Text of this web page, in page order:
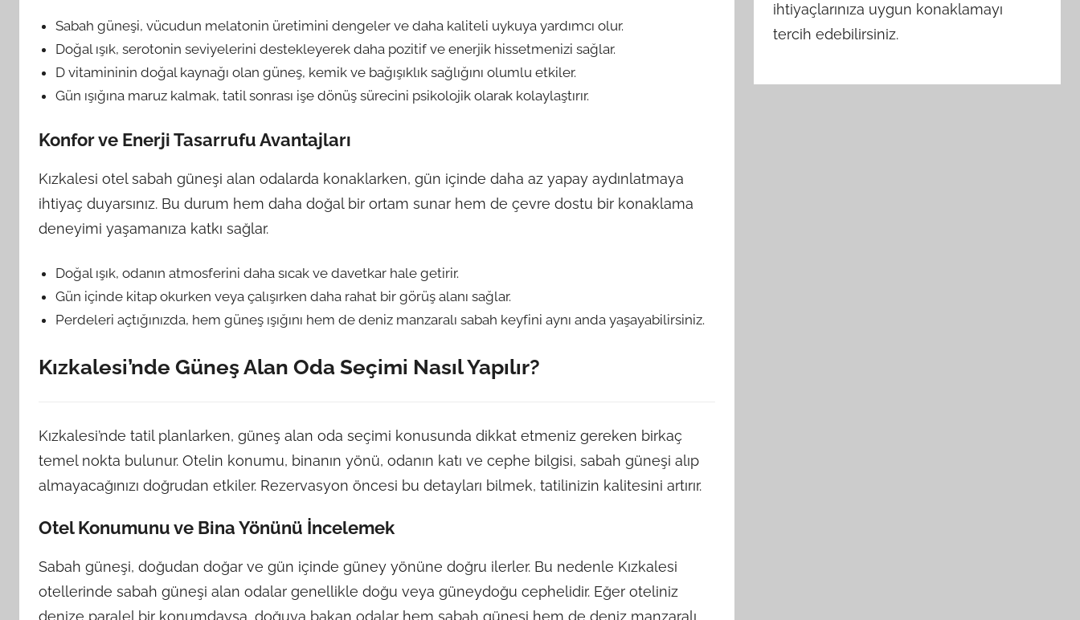
Sabah güneşi, vücudun melatonin üretimini dengeler ve daha kaliteli uykuya yardımcı olur.
Doğal ışık, serotonin seviyelerini destekleyerek daha pozitif ve enerjik hissetmenizi sağlar.
D vitamininin doğal kaynağı olan güneş, kemik ve bağışıklık sağlığını olumlu etkiler.
Gün ışığına maruz kalmak, tatil sonrası işe dönüş sürecini psikolojik olarak kolaylaştırır.
Konfor ve Enerji Tasarrufu Avantajları
Kızkalesi otel sabah güneşi alan odalarda konaklarken, gün içinde daha az yapay aydınlatmaya
ihtiyaç duyarsınız. Bu durum hem daha doğal bir ortam sunar hem de çevre dostu bir konaklama
deneyimi yaşamanıza katkı sağlar.
Doğal ışık, odanın atmosferini daha sıcak ve davetkar hale getirir.
Gün içinde kitap okurken veya çalışırken daha rahat bir görüş alanı sağlar.
Perdeleri açtığınızda, hem güneş ışığını hem de deniz manzaralı sabah keyfini aynı anda yaşayabilirsiniz.
Kızkalesi’nde Güneş Alan Oda Seçimi Nasıl Yapılır?
Kızkalesi’nde tatil planlarken, güneş alan oda seçimi konusunda dikkat etmeniz gereken birkaç
temel nokta bulunur. Otelin konumu, binanın yönü, odanın katı ve cephe bilgisi, sabah güneşi alıp
almayacağınızı doğrudan etkiler. Rezervasyon öncesi bu detayları bilmek, tatilinizin kalitesini artırır.
Otel Konumunu ve Bina Yönünü İncelemek
Sabah güneşi, doğudan doğar ve gün içinde güney yönüne doğru ilerler. Bu nedenle Kızkalesi
otellerinde sabah güneşi alan odalar genellikle doğu veya güneydoğu cephelidir. Eğer oteliniz
denize paralel bir konumdaysa, doğuya bakan odalar hem sabah güneşi hem de deniz manzaralı
ihtiyaçlarınıza uygun konaklamayı
tercih edebilirsiniz.